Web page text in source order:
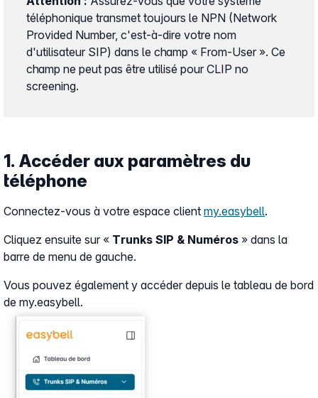
téléphonique transmet toujours le NPN (Network
Provided Number, c'est-à-dire votre nom
d'utilisateur SIP) dans le champ « From-User ». Ce
champ ne peut pas être utilisé pour CLIP no
screening.
1. Accéder aux paramètres du
téléphone
Connectez-vous à votre espace client my.easybell.
Cliquez ensuite sur « Trunks SIP & Numéros » dans la
barre de menu de gauche.
Vous pouvez également y accéder depuis le tableau de bord
de my.easybell.